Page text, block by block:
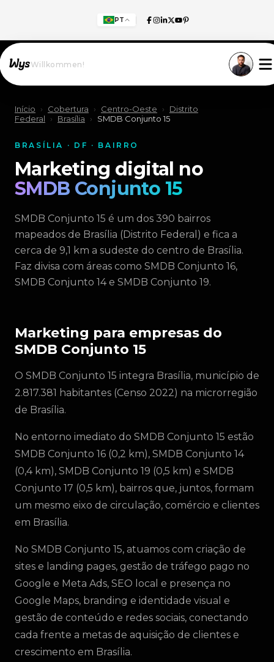
PT
Willkommen!
Início › Cobertura › Centro-Oeste ›
Distrito
Federal
› Brasília › SMDB Conjunto 15
BRASÍLIA · DF · BAIRRO
Marketing digital no
SMDB Conjunto 15
SMDB Conjunto 15 é um dos 390 bairros
mapeados de Brasília (Distrito Federal) e fica a
cerca de 9,1 km a sudeste do centro de Brasília.
Faz divisa com áreas como SMDB Conjunto 16,
SMDB Conjunto 14 e SMDB Conjunto 19.
Marketing para empresas do
SMDB Conjunto 15
O SMDB Conjunto 15 integra Brasília, município de
2.817.381 habitantes (Censo 2022) na microrregião
de Brasília.
No entorno imediato do SMDB Conjunto 15 estão
SMDB Conjunto 16 (0,2 km), SMDB Conjunto 14
(0,4 km), SMDB Conjunto 19 (0,5 km) e SMDB
Conjunto 17 (0,5 km), bairros que, juntos, formam
um mesmo eixo de circulação, comércio e clientes
em Brasília.
No SMDB Conjunto 15, atuamos com criação de
sites e landing pages, gestão de tráfego pago no
Google e Meta Ads, SEO local e presença no
Google Maps, branding e identidade visual e
gestão de conteúdo e redes sociais, conectando
cada frente a metas de aquisição de clientes e
crescimento em Brasília.